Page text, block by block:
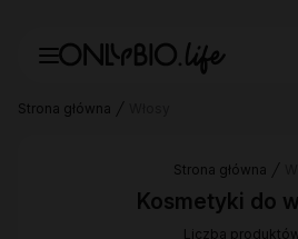
Strona główna
Strona główna
Kosmetyki do
Liczba